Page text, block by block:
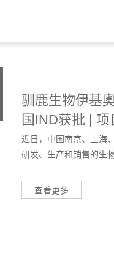
驯鹿生物伊基
国IND获批 | 项
近日，中国南京、上海
研发、生产和销售的生
查看更多